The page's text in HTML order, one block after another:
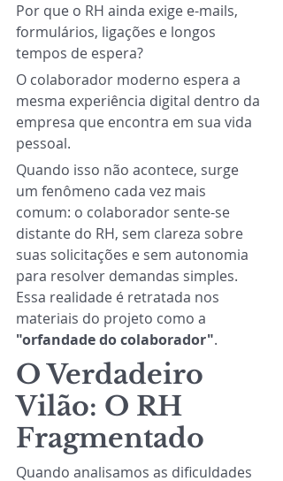
Por que o RH ainda exige e-mails,
formulários, ligações e longos
tempos de espera?
O colaborador moderno espera a
mesma experiência digital dentro da
empresa que encontra em sua vida
pessoal.
Quando isso não acontece, surge
um fenômeno cada vez mais
comum: o colaborador sente-se
distante do RH, sem clareza sobre
suas solicitações e sem autonomia
para resolver demandas simples.
Essa realidade é retratada nos
materiais do projeto como a
"orfandade do colaborador".
O Verdadeiro
Vilão: O RH
Fragmentado
Quando analisamos as dificuldades